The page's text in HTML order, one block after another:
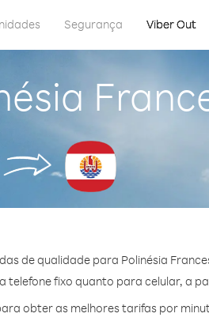
Segurança Viber Out
de qualidade para Polinésia
fixo quanto para celular, a
obter as melhores tarifas por